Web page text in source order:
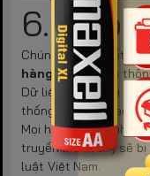
6. Bảo
Chúng tôi cam kết
hàng , đặc biệt là
Dữ liệu nhạy cảm sẽ
thống bảo mật cao
Mọi hành vi cố tình
truyền mã độc...) sẽ
luật Việt Nam.